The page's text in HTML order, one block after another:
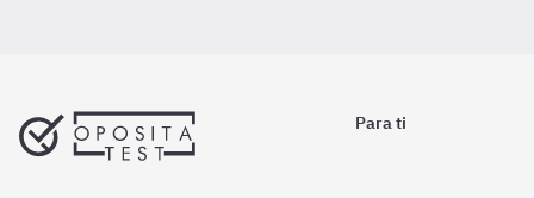
Para ti